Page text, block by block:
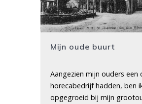
Mijn oude buurt
Aangezien mijn ouders een
horecabedrijf hadden, ben
opgegroeid bij mijn